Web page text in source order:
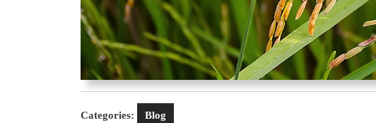
Categories: Blog